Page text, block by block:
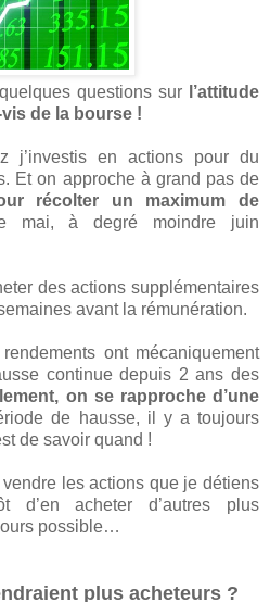
questions sur
l’attitude
de la bourse !
j’investis en actions pour du
Et on approche à grand pas de
récolter un maximum de
mai, à degré moindre juin
des actions supplémentaires
avant la rémunération.
ont mécaniquement
continue depuis 2 ans des
on se rapproche d’une
de hausse, il y a toujours
de savoir quand !
vendre les actions que je détiens
d’en acheter d’autres plus
possible…
plus acheteurs ?